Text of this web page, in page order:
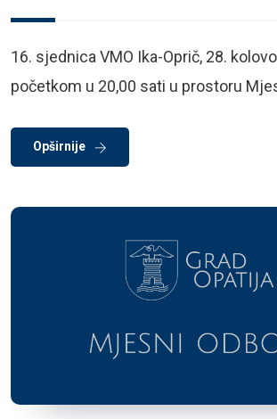
16. sjednica VMO Ika-Oprič, 28.
početkom u 20,00 sati u prostoru
Opširnije